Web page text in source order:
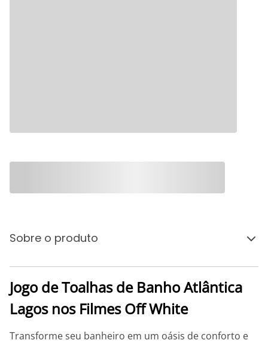
Sobre o produto
Jogo de Toalhas de Banho Atlântica
Lagos nos Filmes Off White
Transforme seu banheiro em um oásis de conforto e